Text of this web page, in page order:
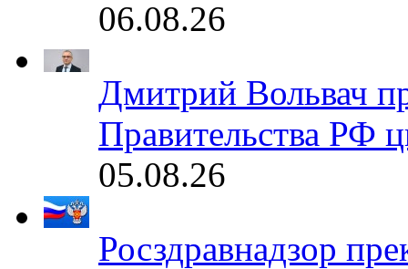
06.08.26
Дмитрий Вольвач
Правительства РФ
05.08.26
Росздравнадзор